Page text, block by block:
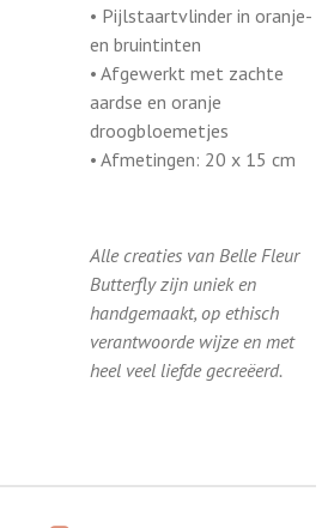
• Pijlstaartvlinder in oranje-
en bruintinten
• Afgewerkt met zachte
aardse en oranje
droogbloemetjes
• Afmetingen: 20 x 15 cm
Alle creaties van Belle Fleur
Butterfly zijn uniek en
handgemaakt, op ethisch
verantwoorde wijze en met
heel veel liefde gecreëerd.